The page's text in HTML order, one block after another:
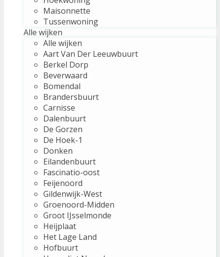
Maisonnette
Tussenwoning
Alle wijken
Alle wijken
Aart Van Der Leeuwbuurt
Berkel Dorp
Beverwaard
Bomendal
Brandersbuurt
Carnisse
Dalenbuurt
De Gorzen
De Hoek-1
Donken
Eilandenbuurt
Fascinatio-oost
Feijenoord
Gildenwijk-West
Groenoord-Midden
Groot IJsselmonde
Heijplaat
Het Lage Land
Hofbuurt